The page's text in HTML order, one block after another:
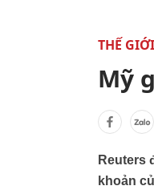
THẾ GIỚI
Mỹ
Reuters
khoản